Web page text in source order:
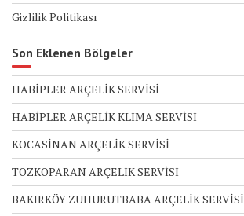
Gizlilik Politikası
Son Eklenen Bölgeler
HABİPLER ARÇELİK SERVİSİ
HABİPLER ARÇELİK KLİMA SERVİSİ
KOCASİNAN ARÇELİK SERVİSİ
TOZKOPARAN ARÇELİK SERVİSİ
BAKIRKÖY ZUHURUTBABA ARÇELİK SERVİSİ